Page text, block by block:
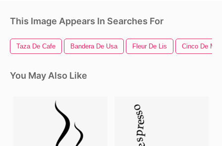
This Image Appears In Searches For
Taza De Cafe Bandera De Usa Fleur De Lis Cinco De
You May Also Like